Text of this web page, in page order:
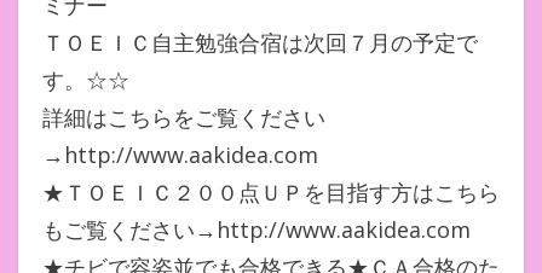
ＴＯＥＩＣ自主勉強合宿は次回７月の予定で
す。☆☆
詳細はこちらをご覧ください
→http://www.aakidea.com
★ＴＯＥＩＣ２００点ＵＰを目指す方はこちら
もご覧ください→http://www.aakidea.com
★チビで容姿並でも合格できる★ＣＡ合格のた